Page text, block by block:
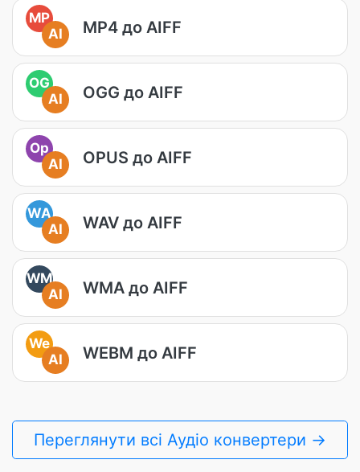
MP
AI
MP4 до AIFF
OG
AI
OGG до AIFF
Op
AI
OPUS до AIFF
WA
AI
WAV до AIFF
WM
AI
WMA до AIFF
We
AI
WEBM до AIFF
Переглянути всі Аудіо конвертери →